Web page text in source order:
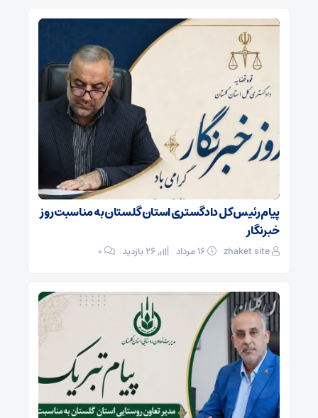
پیام رئیس کل دادگستری استان گلستان به مناسبت روز
خبرنگار
zhaket site ۰